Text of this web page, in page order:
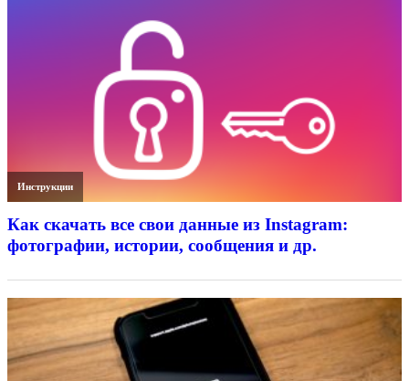
Инструкции
Как скачать все свои данные из Instagram:
фотографии, истории, сообщения и др.